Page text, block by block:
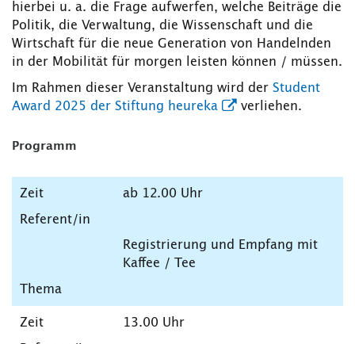
hierbei u. a. die Frage aufwerfen, welche Beiträge die
Politik, die Verwaltung, die Wissenschaft und die
Wirtschaft für die neue Generation von Handelnden
in der Mobilität für morgen leisten können / müssen.
Im Rahmen dieser Veranstaltung wird der Student
Award 2025 der Stiftung heureka
verliehen.
Programm
ab 12.00 Uhr
Registrierung und Empfang mit
Kaffee / Tee
13.00 Uhr